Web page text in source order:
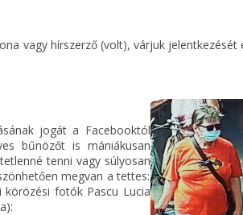
vagy hírszerző (volt), várjuk
jogát a Facebooktól
bűnözőt is mániákusan
tenni vagy súlyosan
megvan a tettes:
körözési fotók Pascu Lucia